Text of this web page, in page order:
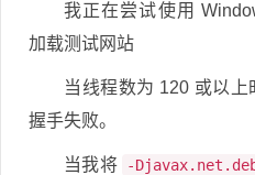
我正在尝试使用
加载测试网站
当线程数为 120 或以
握手失败。
当我将 -